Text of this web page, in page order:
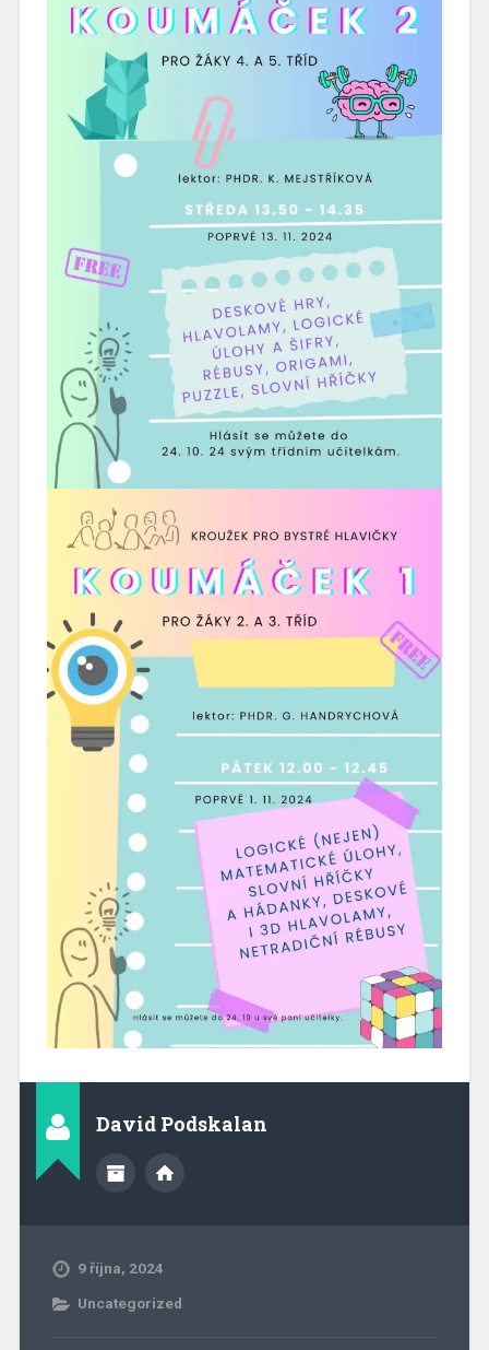
David Podskalan
9 října, 2024
Uncategorized